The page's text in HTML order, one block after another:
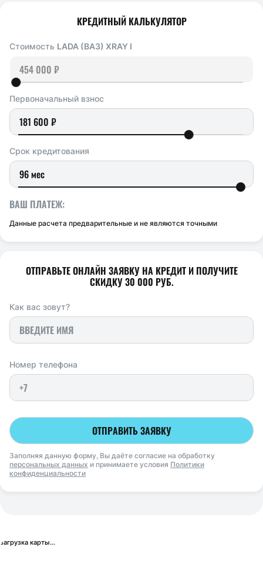
КРЕДИТНЫЙ КАЛЬКУЛЯТОР
Стоимость LADA (ВАЗ) XRAY I
Первоначальный взнос
Срок кредитования
ВАШ ПЛАТЕЖ:
Данные расчета предварительные и не являются точными
ОТПРАВЬТЕ ОНЛАЙН ЗАЯВКУ НА КРЕДИТ И ПОЛУЧИТЕ
СКИДКУ 30 000 РУБ.
Как вас зовут?
Номер телефона
ОТПРАВИТЬ ЗАЯВКУ
Заполняя данную форму, Вы даёте согласие на обработку
персональных данных и принимаете условия Политики
конфиденциальности
загрузка карты...